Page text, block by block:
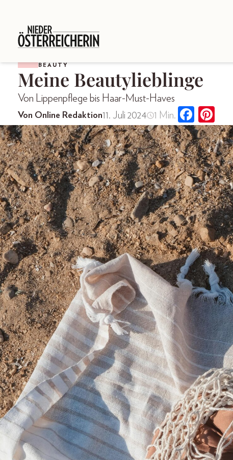
BEAUTY
Meine Beautylieblinge
Von Lippenpflege bis Haar-Must-Haves
Von Online Redaktion11. Juli 2024 1 Min.